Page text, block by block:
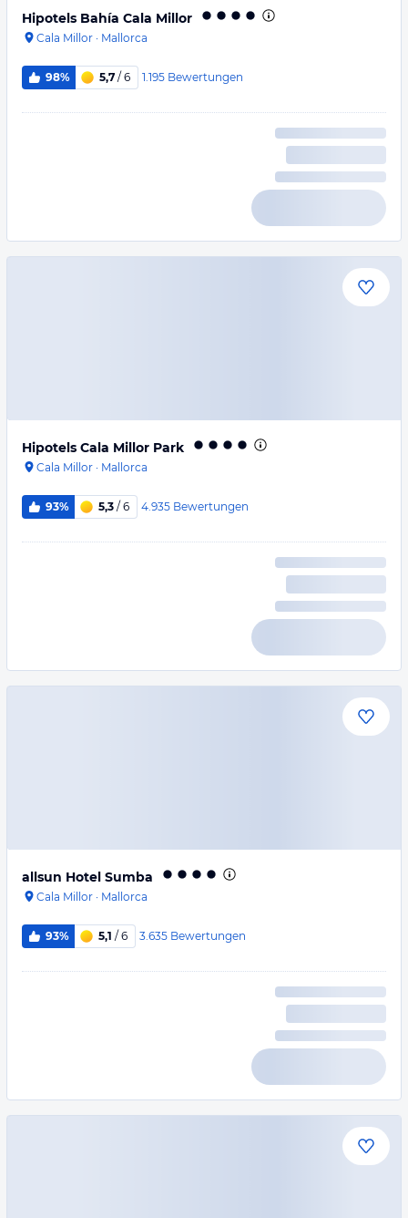
Hipotels Bahía Cala Millor
Cala Millor · Mallorca
98% 5,7 / 6 1.195 Bewertungen
Hipotels Cala Millor Park
Cala Millor · Mallorca
93% 5,3 / 6 4.935 Bewertungen
allsun Hotel Sumba
Cala Millor · Mallorca
93% 5,1 / 6 3.635 Bewertungen